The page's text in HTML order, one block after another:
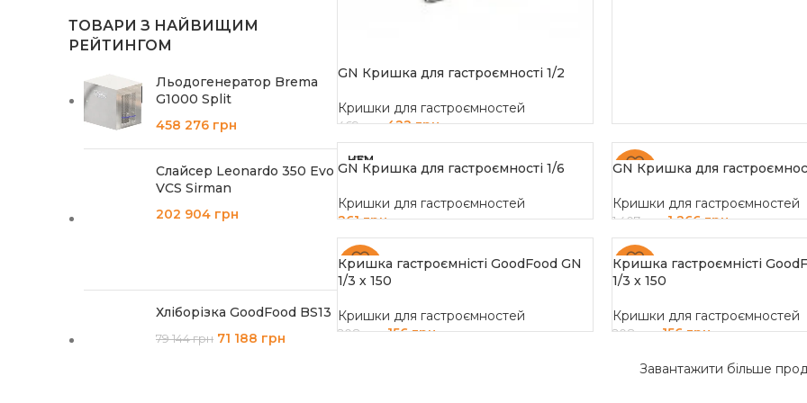
ТОВАРИ З НАЙВИЩИМ
РЕЙТИНГОМ
Льодогенератор Brema
G1000 Split
458 276 грн
Слайсер Leonardo 350 Evo
VCS Sirman
202 904 грн
Хліборізка GoodFood BS13
79 144грн 71 188 грн
GN Кришка для гастроємності 1/2
Кришки для гастроємностей
469грн 422грн
НЕМ
АЄ В
ВНО
СТІ
GN Кришка для гастроємності 1/6
Кришки для гастроємностей
261грн
ЧИТАТИ ДАЛІ
-10%
GN Кришка для
Кришки для гастроємностей
1 407грн 1 266грн
ДОДАТИ В КОШИК
-25%
Кришка гастроємністі GoodFood GN
1/3 х 150
Кришки для гастроємностей
208грн 156грн
-25%
Кришка гастроємністі
1/3 х 150
Кришки для гастроємностей
208грн 156грн
Завантажити більше